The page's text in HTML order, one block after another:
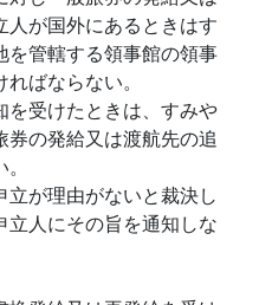
が国外にあるときはす
を管轄する領事館の領事
ばならない。
を受けたときは、すみや
の発給又は渡航先の追
が理由がないと裁決し
立人にその旨を通知しな